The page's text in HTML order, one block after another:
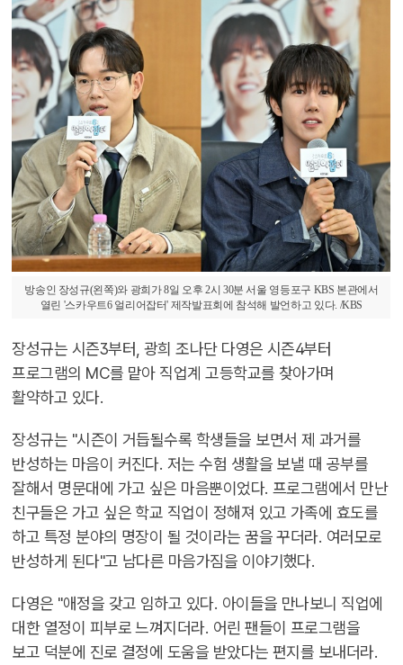
방송인 장성규(왼쪽)와 광희가 8일 오후 2시 30분 서울 영등포구 KBS 본관에서
열린 '스카우트6 얼리어잡터' 제작발표회에 참석해 발언하고 있다. /KBS
장성규는 시즌3부터, 광희 조나단 다영은 시즌4부터
프로그램의 MC를 맡아 직업계 고등학교를 찾아가며
활약하고 있다.
장성규는 "시즌이 거듭될수록 학생들을 보면서 제 과거를
반성하는 마음이 커진다. 저는 수험 생활을 보낼 때 공부를
잘해서 명문대에 가고 싶은 마음뿐이었다. 프로그램에서 만난
친구들은 가고 싶은 학교 직업이 정해져 있고 가족에 효도를
하고 특정 분야의 명장이 될 것이라는 꿈을 꾸더라. 여러모로
반성하게 된다"고 남다른 마음가짐을 이야기했다.
다영은 "애정을 갖고 임하고 있다. 아이들을 만나보니 직업에
대한 열정이 피부로 느껴지더라. 어린 팬들이 프로그램을
보고 덕분에 진로 결정에 도움을 받았다는 편지를 보내더라.